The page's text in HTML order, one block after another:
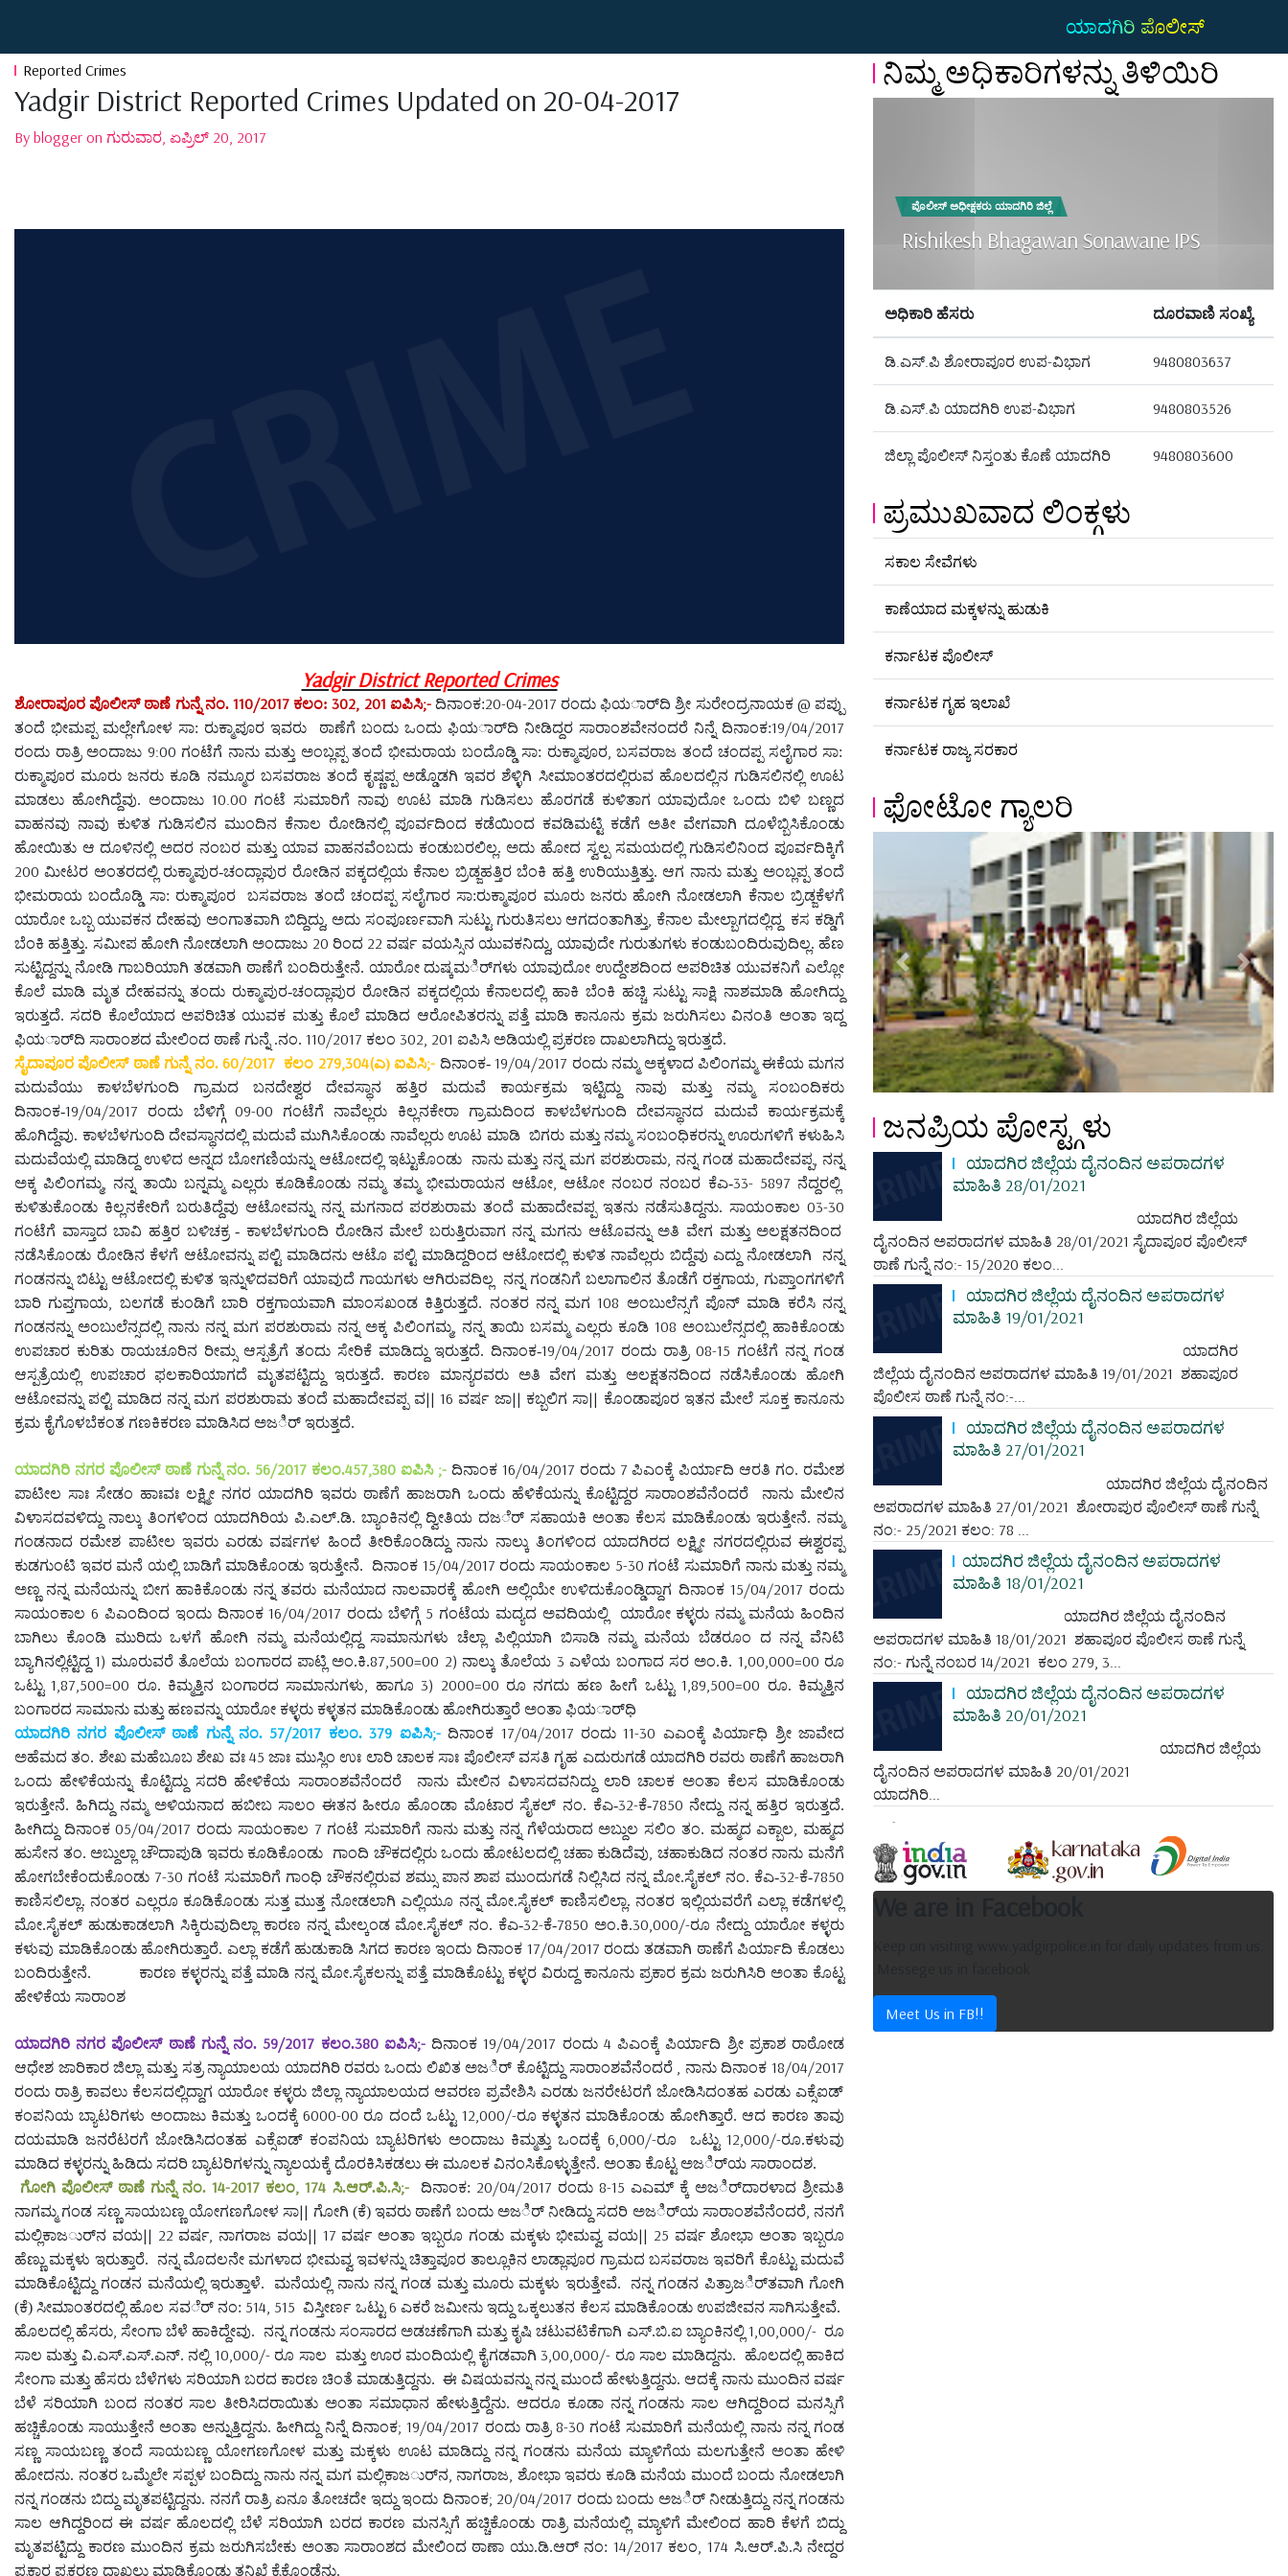
ಯಾದಗಿರಿ ಪೊಲೀಸ್
Reported Crimes
Yadgir District Reported Crimes Updated on 20-04-2017
By blogger on ಗುರುವಾರ, ಏಪ್ರಿಲ್ 20, 2017
Yadgir District Reported Crimes
ಶೋರಾಪೂರ ಪೊಲೀಸ್ ಠಾಣೆ ಗುನ್ನೆ ನಂ. 110/2017ಕಲಂ:302, 201 ಐಪಿಸಿ;- ದಿನಾಂಕ:20-04-2017 ರಂದು ಫಿಯರ್ಾದಿ ಶ್ರೀ ಸುರೇಂದ್ರನಾಯಕ @ ಪಪ್ಪು
ತಂದೆ ಭೀಮಪ್ಪ ಮಲ್ಲೇಗೋಳ ಸಾ: ರುಕ್ಮಾಪೂರ ಇವರು
ಠಾಣೆಗೆ ಬಂದು ಒಂದು ಫಿಯರ್ಾದಿ ನೀಡಿದ್ದರ ಸಾರಾಂಶವೇನಂದರೆ ನಿನ್ನೆ ದಿನಾಂಕ:19/04/2017
ರಂದು ರಾತ್ರಿ ಅಂದಾಜು 9:00 ಗಂಟೆಗೆ ನಾನು ಮತ್ತು ಅಂಬ್ಲಪ್ಪ ತಂದೆ ಭೀಮರಾಯ ಬಂದೊಡ್ಡಿ ಸಾ: ರುಕ್ಮಾಪೂರ,ಬಸವರಾಜ ತಂದೆ ಚಂದಪ್ಪ ಸಲೈಗಾರ ಸಾ:
ರುಕ್ಮಾಪೂರ ಮೂರು ಜನರು ಕೂಡಿ ನಮ್ಮೂರ ಬಸವರಾಜ ತಂದೆ ಕೃಷ್ಣಪ್ಪ ಅಡ್ಡೊಡಗಿ ಇವರ ಶೆಳ್ಳಿಗಿ ಸೀಮಾಂತರದಲ್ಲಿರುವ ಹೊಲದಲ್ಲಿನ ಗುಡಿಸಲಿನಲ್ಲಿ ಊಟ
ಮಾಡಲು ಹೋಗಿದ್ದೆವು. ಅಂದಾಜು 10.00 ಗಂಟೆ ಸುಮಾರಿಗೆ ನಾವು ಊಟ ಮಾಡಿ ಗುಡಿಸಲು ಹೊರಗಡೆ ಕುಳಿತಾಗ ಯಾವುದೋ ಒಂದು ಬಿಳಿ ಬಣ್ಣದ
ವಾಹನವು ನಾವು ಕುಳಿತ ಗುಡಿಸಲಿನ ಮುಂದಿನ ಕೆನಾಲ ರೋಡಿನಲ್ಲಿ ಪೂರ್ವದಿಂದ ಕಡೆಯಿಂದ ಕವಡಿಮಟ್ಟಿ ಕಡೆಗೆ ಅತೀ ವೇಗವಾಗಿ ದೂಳೆಬ್ಬಿಸಿಕೊಂಡು
ಹೋಯಿತು ಆ ದೂಳಿನಲ್ಲಿ ಅದರ ನಂಬರ ಮತ್ತು ಯಾವ ವಾಹನವೆಂಬದು ಕಂಡುಬರಲಿಲ್ಲ. ಅದು ಹೋದ ಸ್ವಲ್ಪ ಸಮಯದಲ್ಲಿ ಗುಡಿಸಲಿನಿಂದ ಪೂರ್ವದಿಕ್ಕಿಗೆ
200 ಮೀಟರ ಅಂತರದಲ್ಲಿ ರುಕ್ಮಾಪುರ-ಚಂದ್ಲಾಪುರ ರೋಡಿನ ಪಕ್ಕದಲ್ಲಿಯ ಕೆನಾಲ ಬ್ರಿಡ್ಜಹತ್ತಿರ ಬೆಂಕಿ ಹತ್ತಿ ಉರಿಯುತ್ತಿತ್ತು. ಆಗ ನಾನು ಮತ್ತು ಅಂಬ್ಲಪ್ಪ ತಂದೆ
ಭೀಮರಾಯ ಬಂದೊಡ್ಡಿ ಸಾ: ರುಕ್ಮಾಪೂರ
ಬಸವರಾಜ ತಂದೆ ಚಂದಪ್ಪ ಸಲೈಗಾರ ಸಾ:ರುಕ್ಮಾಪೂರ ಮೂರು ಜನರು ಹೋಗಿ ನೋಡಲಾಗಿ ಕೆನಾಲ ಬ್ರಿಡ್ಜಕೆಳಗೆ
ಯಾರೋ ಒಬ್ಬ ಯುವಕನ ದೇಹವು ಅಂಗಾತವಾಗಿ ಬಿದ್ದಿದ್ದು,ಅದು ಸಂಪೂರ್ಣವಾಗಿ ಸುಟ್ಟು ಗುರುತಿಸಲು ಆಗದಂತಾಗಿತ್ತು ಕೆನಾಲ ಮೇಲ್ಬಾಗದಲ್ಲಿದ್ದ
ಕಸ ಕಡ್ಡಿಗೆ
ಬೆಂಕಿ ಹತ್ತಿತ್ತು. ಸಮೀಪ ಹೋಗಿ ನೋಡಲಾಗಿ ಅಂದಾಜು 20 ರಿಂದ 22 ವರ್ಷ ವಯಸ್ಸಿನ ಯುವಕನಿದ್ದು,ಯಾವುದೇ ಗುರುತುಗಳು ಕಂಡುಬಂದಿರುವುದಿಲ್ಲ. ಹೆಣ
ಸುಟ್ಟಿದ್ದನ್ನು ನೋಡಿ ಗಾಬರಿಯಾಗಿ ತಡವಾಗಿ ಠಾಣೆಗೆ ಬಂದಿರುತ್ತೇನೆ. ಯಾರೋ ದುಷ್ಕಮರ್ಿಗಳು ಯಾವುದೋ ಉದ್ದೇಶದಿಂದ ಅಪರಿಚಿತ ಯುವಕನಿಗೆ ಎಲ್ಲೋ
ಕೊಲೆ ಮಾಡಿ ಮೃತ ದೇಹವನ್ನು ತಂದು ರುಕ್ಮಾಪುರ-ಚಂದ್ಲಾಪುರ ರೋಡಿನ ಪಕ್ಕದಲ್ಲಿಯ ಕೆನಾಲದಲ್ಲಿ ಹಾಕಿ ಬೆಂಕಿ ಹಚ್ಚಿ ಸುಟ್ಟು ಸಾಕ್ಷಿ ನಾಶಮಾಡಿ ಹೋಗಿದ್ದು
ಇರುತ್ತದೆ. ಸದರಿ ಕೊಲೆಯಾದ ಅಪರಿಚಿತ ಯುವಕ ಮತ್ತು ಕೊಲೆ ಮಾಡಿದ ಆರೋಪಿತರನ್ನು ಪತ್ತೆ ಮಾಡಿ ಕಾನೂನು ಕ್ರಮ ಜರುಗಿಸಲು ವಿನಂತಿ ಅಂತಾ ಇದ್ದ
ಫಿಯರ್ಾದಿ ಸಾರಾಂಶದ ಮೇಲಿಂದ ಠಾಣೆ ಗುನ್ನೆ .ನಂ. 110/2017 ಕಲಂ 302, 201 ಐಪಿಸಿ ಅಡಿಯಲ್ಲಿ ಪ್ರಕರಣ ದಾಖಲಾಗಿದ್ದು ಇರುತ್ತದೆ.
ಸೈದಾಪೂರ ಪೊಲೀಸ್ ಠಾಣೆ ಗುನ್ನೆ ನಂ.60/2017 ಕಲಂ 279,304(ಎ) ಐಪಿಸಿ;- ದಿನಾಂಕ-19/04/2017 ರಂದು ನಮ್ಮ ಅಕ್ಕಳಾದ ಪಿಲಿಂಗಮ್ಮ ಈಕೆಯ ಮಗನ
ಮದುವೆಯು ಕಾಳಬೆಳಗುಂದಿ ಗ್ರಾಮದ ಬನದೇಶ್ವರ ದೇವಸ್ಥಾನ ಹತ್ತಿರ ಮದುವೆ ಕಾರ್ಯಕ್ರಮ ಇಟ್ಟಿದ್ದು ನಾವು ಮತ್ತು ನಮ್ಮ ಸಂಬಂದಿಕರು
ದಿನಾಂಕ-19/04/2017 ರಂದು ಬೆಳಿಗ್ಗೆ 09-00 ಗಂಟೆಗೆ ನಾವೆಲ್ಲರು ಕಿಲ್ಲನಕೇರಾ ಗ್ರಾಮದಿಂದ ಕಾಳಬೆಳಗುಂದಿ ದೇವಸ್ಥಾನದ ಮದುವೆ ಕಾರ್ಯಕ್ರಮಕ್ಕೆ
ಹೊಗಿದ್ದೆವು. ಕಾಳಬೆಳಗುಂದಿ ದೇವಸ್ಥಾನದಲ್ಲಿ ಮದುವೆ ಮುಗಿಸಿಕೊಂಡು ನಾವೆಲ್ಲರು ಊಟ ಮಾಡಿ ಬಿಗರು ಮತ್ತು ನಮ್ಮ ಸಂಬಂಧಿಕರನ್ನು ಊರುಗಳಿಗೆ ಕಳುಹಿಸಿ
ಮದುವೆಯಲ್ಲಿ ಮಾಡಿದ್ದ ಉಳಿದ ಅನ್ನದ ಬೋಗಣಿಯನ್ನು ಆಟೋದಲ್ಲಿ ಇಟ್ಟುಕೊಂಡು
ನಾನು ಮತ್ತು ನನ್ನ ಮಗ ಪರಶುರಾಮ ,ನನ್ನ ಗಂಡ ಮಹಾದೇವಪ್ಪ ನನ್ನ
ಅಕ್ಕ ಪಿಲಿಂಗಮ್ಮ,ನನ್ನ ತಾಯಿ ಬನ್ನಮ್ಮ ಎಲ್ಲರು ಕೂಡಿಕೊಂಡು ನಮ್ಮ ತಮ್ಮ ಭೀಮರಾಯನ ಆಟೋ, ಆಟೋ ನಂಬರ ನಂಬರ ಕೆಎ-33- 5897 ನೆದ್ದರಲ್ಲಿ
ಕುಳಿತುಕೊಂಡು ಕಿಲ್ಲನಕೇರಿಗೆ ಬರುತಿದ್ದೆವು ಆಟೋವನ್ನು ನನ್ನ ಮಗನಾದ ಪರಶುರಾಮ ತಂದೆ ಮಹಾದೇವಪ್ಪ ಇತನು ನಡೆಸುತಿದ್ದನು. ಸಾಯಂಕಾಲ 03-30
ಗಂಟೆಗೆ ವಾಸ್ತಾದ ಬಾವಿ ಹತ್ತಿರ ಬಳಿಚಕ್ರ - ಕಾಳಬೆಳಗುಂದಿ ರೋಡಿನ ಮೇಲೆ ಬರುತ್ತಿರುವಾಗ ನನ್ನ ಮಗನು ಆಟೊವನ್ನು ಅತಿ ವೇಗ ಮತ್ತು ಅಲಕ್ಷತನದಿಂದ
ನಡೆಸಿಕೊಂಡು ರೋಡಿನ ಕೆಳಗೆ ಆಟೋವನ್ನು ಪಲ್ಟಿ ಮಾಡಿದನು ಆಟೊ ಪಲ್ಟಿ ಮಾಡಿದ್ದರಿಂದ ಆಟೋದಲ್ಲಿ ಕುಳಿತ ನಾವೆಲ್ಲರು ಬಿದ್ದೆವು ಎದ್ದು ನೋಡಲಾಗಿ
ನನ್ನ
ಗಂಡನನ್ನು ಬಿಟ್ಟು ಆಟೋದಲ್ಲಿ ಕುಳಿತ ಇನ್ನುಳಿದವರಿಗೆ ಯಾವುದೆ ಗಾಯಗಳು ಆಗಿರುವದಿಲ್ಲ
ನನ್ನ ಗಂಡನಿಗೆ ಬಲಾಗಾಲಿನ ತೊಡೆಗೆ ರಕ್ತಗಾಯ ಗುಪ್ತಾಂಗಗಳಿಗೆ
ಬಾರಿ ಗುಪ್ತಗಾಯ
ಬಲಗಡೆ ಕುಂಡಿಗೆ ಬಾರಿ ರಕ್ತಗಾಯವಾಗಿ ಮಾಂಸಖಂಡ ಕಿತ್ತಿರುತ್ತದೆ. ನಂತರ ನನ್ನ ಮಗ108 ಅಂಬುಲೆನ್ಸಗೆ ಪೊನ್ ಮಾಡಿ ಕರೆಸಿ ನನ್ನ
ಗಂಡನನ್ನು ಅಂಬುಲೆನ್ಸದಲ್ಲಿ ನಾನು ನನ್ನ ಮಗ ಪರಶುರಾಮ ನನ್ನ ಅಕ್ಕ ಪಿಲಿಂಗಮ್ಮ, ನನ್ನ ತಾಯಿ ಬಸಮ್ಮ ಎಲ್ಲರು ಕೂಡಿ 108 ಅಂಬುಲೆನ್ಸದಲ್ಲಿ ಹಾಕಿಕೊಂಡು
ಉಪಚಾರ ಕುರಿತು ರಾಯಚೂರಿನ ರೀಮ್ಸ ಆಸ್ಪತ್ರೆಗೆ ತಂದು ಸೇರಿಕೆ ಮಾಡಿದ್ದು ಇರುತ್ತದೆ. ದಿನಾಂಕ-19/04/2017 ರಂದು ರಾತ್ರಿ08-15 ಗಂಟೆಗೆ ನನ್ನ ಗಂಡ
ಆಸ್ಪತ್ರೆಯಲ್ಲಿ ಉಪಚಾರ ಫಲಕಾರಿಯಾಗದೆ ಮೃತಪಟ್ಟಿದ್ದು ಇರುತ್ತದೆ. ಕಾರಣ ಮಾನ್ಯರವರು ಅತಿ ವೇಗ ಮತ್ತು ಅಲಕ್ಷತನದಿಂದ ನಡೆಸಿಕೊಂಡು ಹೋಗಿ
ಆಟೋವನ್ನು ಪಲ್ಟಿ ಮಾಡಿದ ನನ್ನ ಮಗ ಪರಶುರಾಮ ತಂದೆ ಮಹಾದೇವಪ್ಪ ವ|| 16 ವರ್ಷ ಜಾ|| ಕಬ್ಬಲಿಗ ಸಾ|| ಕೊಂಡಾಪೂರ ಇತನ ಮೇಲೆ ಸೂಕ್ತ ಕಾನೂನು
ಕ್ರಮ ಕೈಗೊಳಬೆಕಂತ ಗಣಕಿಕರಣ ಮಾಡಿಸಿದ ಅಜರ್ಿ ಇರುತ್ತದೆ.
ಯಾದಗಿರಿ ನಗರ ಪೊಲೀಸ್ ಠಾಣೆ ಗುನ್ನೆ ನಂ.56/2017 ಕಲಂ.457,380 ಐಪಿಸಿ ;- ದಿನಾಂಕ 16/04/2017 ರಂದು 7 ಪಿಎಂಕ್ಕೆ ಪಿರ್ಯಾದಿ ಆರತಿ ಗಂ. ರಮೇಶ
ಪಾಟೀಲ ಸಾಃ ಸೇಡಂ ಹಾಃವಃ ಲಕ್ಷ್ಮೀ ನಗರ ಯಾದಗಿರಿ ಇವರು ಠಾಣೆಗೆ ಹಾಜರಾಗಿ ಒಂದು ಹೆಳಿಕೆಯನ್ನು ಕೊಟ್ಟಿದ್ದರ ಸಾರಾಂಶವೆನೆಂದರೆ
ನಾನು ಮೇಲಿನ
ವಿಳಾಸದವಳಿದ್ದು ನಾಲ್ಕು ತಿಂಗಳಿಂದ ಯಾದಗಿರಿಯ ಪಿ.ಎಲ್.ಡಿ. ಬ್ಯಾಂಕಿನಲ್ಲಿ ದ್ವೀತಿಯ ದಜರ್ೆ ಸಹಾಯಕಿ ಅಂತಾ ಕೆಲಸ ಮಾಡಿಕೊಂಡು ಇರುತ್ತೇನೆ. ನಮ್ಮ
ಗಂಡನಾದ ರಮೇಶ ಪಾಟೀಲ ಇವರು ಎರಡು ವರ್ಷಗಳ ಹಿಂದೆ ತೀರಿಕೊಂಡಿದ್ದು ನಾನು ನಾಲ್ಕು ತಿಂಗಳಿಂದ ಯಾದಗಿರದ ಲಕ್ಷ್ಮೀ ನಗರದಲ್ಲಿರುವ ಈಶ್ವರಪ್ಪ
ಕುಡಗುಂಟಿ ಇವರ ಮನೆ ಯಲ್ಲಿ ಬಾಡಿಗೆ ಮಾಡಿಕೊಂಡು ಇರುತ್ತೇನೆ.
ದಿನಾಂಕ 15/04/2017 ರಂದು ಸಾಯಂಕಾಲ 5-30 ಗಂಟೆ ಸುಮಾರಿಗೆ ನಾನು ಮತ್ತು ನಮ್ಮ
ಅಣ್ಣ ನನ್ನ ಮನೆಯನ್ನು ಬೀಗ ಹಾಕಿಕೊಂಡು ನನ್ನ ತವರು ಮನೆಯಾದ ನಾಲವಾರಕ್ಕೆ ಹೋಗಿ ಅಲ್ಲಿಯೇ ಉಳಿದುಕೊಂಡ್ಡಿದ್ದಾಗ ದಿನಾಂಕ 15/04/2017 ರಂದು
ಸಾಯಂಕಾಲ 6 ಪಿಎಂದಿಂದ ಇಂದು ದಿನಾಂಕ16/04/2017 ರಂದು ಬೆಳಿಗ್ಗೆ 5 ಗಂಟೆಯ ಮದ್ಯದ ಅವದಿಯಲ್ಲಿ
ಯಾರೋ ಕಳ್ಳರು ನಮ್ಮ ಮನೆಯ ಹಿಂದಿನ
ಬಾಗಿಲು ಕೊಂಡಿ ಮುರಿದು ಒಳಗೆ ಹೋಗಿ ನಮ್ಮ ಮನೆಯಲ್ಲಿದ್ದ ಸಾಮಾನುಗಳು ಚೆಲ್ಲಾ ಪಿಲ್ಲಿಯಾಗಿ ಬಿಸಾಡಿ ನಮ್ಮ ಮನೆಯ ಬೆಡರೂಂ ದ ನನ್ನ ವೆನಿಟಿ
ಬ್ಯಾಗಿನಲ್ಲಿಟ್ಟಿದ್ದ1) ಮೂರುವರೆ ತೊಲೆಯ ಬಂಗಾರದ ಪಾಟ್ಲಿ ಅಂ.ಕಿ.87,500=00 2) ನಾಲ್ಕು ತೊಲೆಯ 3 ಎಳೆಯ ಬಂಗಾದ ಸರ ಅಂ.ಕಿ. 1,00,000=00 ರೂ
ಒಟ್ಟು1,87,500=00 ರೂ. ಕಿಮ್ಮತ್ತಿನ ಬಂಗಾರದ ಸಾಮಾನುಗಳು ಹಾಗೂ3) 2000=00 ರೂ ನಗದು ಹಣ ಹೀಗೆ ಒಟ್ಟು1,89,500=00 ರೂ. ಕಿಮ್ಮತ್ತಿನ
ಬಂಗಾರದ ಸಾಮಾನು ಮತ್ತು ಹಣವನ್ನು ಯಾರೋ ಕಳ್ಳರು ಕಳ್ಳತನ ಮಾಡಿಕೊಂಡು ಹೋಗಿರುತ್ತಾರೆ ಅಂತಾ ಫಿಯರ್ಾಧಿ
ಯಾದಗಿರಿ ನಗರ ಪೊಲೀಸ್ ಠಾಣೆ ಗುನ್ನೆ ನಂ.57/2017 ಕಲಂ.379 ಐಪಿಸಿ;- ದಿನಾಂಕ 17/04/2017 ರಂದು11-30 ಎಎಂಕ್ಕೆ ಪಿರ್ಯಾಧಿ ಶ್ರೀ ಜಾವೇದ
ಅಹೆಮದ ತಂ. ಶೇಖ ಮಹೆಬೂಬ ಶೇಖ ವಃ45 ಜಾಃ ಮುಸ್ಲಿಂ ಉಃ ಲಾರಿ ಚಾಲಕ ಸಾಃ ಪೊಲೀಸ್ ವಸತಿ ಗೃಹ ಎದುರುಗಡೆ ಯಾದಗಿರಿ ರವರು ಠಾಣೆಗೆ ಹಾಜರಾಗಿ
ಒಂದು ಹೇಳಿಕೆಯನ್ನು ಕೊಟ್ಟಿದ್ದು ಸದರಿ ಹೇಳಿಕೆಯ ಸಾರಾಂಶವೆನೆಂದರೆ
ನಾನು ಮೇಲಿನ ವಿಳಾಸದವನಿದ್ದು ಲಾರಿ ಚಾಲಕ ಅಂತಾ ಕೆಲಸ ಮಾಡಿಕೊಂಡು
ಇರುತ್ತೇನೆ. ಹಿಗಿದ್ದು ನಮ್ಮ ಅಳಿಯನಾದ ಹಬೀಬ ಸಾಲಂ ಈತನ ಹೀರೂ ಹೊಂಡಾ ಮೊಟಾರ ಸೈಕಲ್ ನಂ. ಕೆಎ-32-ಕೆ-7850 ನೇದ್ದು ನನ್ನ ಹತ್ತಿರ ಇರುತ್ತದೆ.
ಹೀಗಿದ್ದು ದಿನಾಂಕ05/04/2017 ರಂದು ಸಾಯಂಕಾಲ 7 ಗಂಟೆ ಸುಮಾರಿಗೆ ನಾನು ಮತ್ತು ನನ್ನ ಗೆಳೆಯರಾದ ಅಬ್ದುಲ ಸಲಿಂ ತಂ. ಮಹ್ಮದ ಎಕ್ಬಾಲ ,ಮಹ್ಮದ
ಹುಸೇನ ತಂ. ಅಬ್ದುಲ್ಲಾ ಚೌದಾಪುಡಿ ಇವರು ಕೂಡಿಕೊಂಡು
ಗಾಂದಿ ಚೌಕದಲ್ಲಿರು ಒಂದು ಹೋಟಲದಲ್ಲಿ ಚಹಾ ಕುಡಿದೆವು ಚಹಾಕುಡಿದ ನಂತರ ನಾನು ಮನೆಗೆ
ಹೋಗಬೇಕೆಂದುಕೊಂಡು 7-30 ಗಂಟೆ ಸುಮಾರಿಗೆ ಗಾಂಧಿ ಚೌಕನಲ್ಲಿರುವ ಶಮ್ಸು ಪಾನ ಶಾಪ ಮುಂದುಗಡೆ ನಿಲ್ಲಿಸಿದ ನನ್ನ ಮೋ.ಸೈಕಲ್ ನಂ. ಕೆಎ-32-ಕೆ-7850
ಕಾಣಿಸಲಿಲ್ಲಾ. ನಂತರ ಎಲ್ಲರೂ ಕೂಡಿಕೊಂಡು ಸುತ್ತ ಮುತ್ತ ನೋಡಲಾಗಿ ಎಲ್ಲಿಯೂ ನನ್ನ ಮೋ.ಸೈಕಲ್ ಕಾಣಿಸಲಿಲ್ಲಾ. ನಂತರ ಇಲ್ಲಿಯವರೆಗೆ ಎಲ್ಲಾ ಕಡೆಗಳಲ್ಲಿ
ಮೋ.ಸೈಕಲ್ ಹುಡುಕಾಡಲಾಗಿ ಸಿಕ್ಕಿರುವುದಿಲ್ಲಾ ಕಾರಣ ನನ್ನ ಮೇಲ್ಕಂಡ ಮೋ.ಸೈಕಲ್ ನಂ. ಕೆಎ-32-ಕೆ-7850 ಅಂ.ಕಿ.30,000/-ರೂ ನೇದ್ದು ಯಾರೋ ಕಳ್ಳರು
ಕಳುವು ಮಾಡಿಕೊಂಡು ಹೋಗಿರುತ್ತಾರೆ. ಎಲ್ಲಾ ಕಡೆಗೆ ಹುಡುಕಾಡಿ ಸಿಗದ ಕಾರಣ ಇಂದು ದಿನಾಂಕ 17/04/2017 ರಂದು ತಡವಾಗಿ ಠಾಣೆಗೆ ಪಿರ್ಯಾದಿ ಕೊಡಲು
ಬಂದಿರುತ್ತೇನೆ.
ಕಾರಣ ಕಳ್ಳರನ್ನು ಪತ್ತೆ ಮಾಡಿ ನನ್ನ ಮೋ.ಸೈಕಲನ್ನು ಪತ್ತೆ ಮಾಡಿಕೊಟ್ಟು ಕಳ್ಳರ ವಿರುದ್ದ ಕಾನೂನು ಪ್ರಕಾರ ಕ್ರಮ ಜರುಗಿಸಿರಿ ಅಂತಾ ಕೊಟ್ಟ
ಹೇಳಿಕೆಯ ಸಾರಾಂಶ
ಯಾದಗಿರಿ ನಗರ ಪೊಲೀಸ್ ಠಾಣೆ ಗುನ್ನೆ ನಂ.59/2017 ಕಲಂ.380ಐಪಿಸಿ;- ದಿನಾಂಕ19/04/2017 ರಂದು 4ಪಿಎಂಕ್ಕೆ ಪಿರ್ಯಾದಿ ಶ್ರೀ ಪ್ರಕಾಶ ರಾಠೋಡ
ಆಧೇಶ ಜಾರಿಕಾರ ಜಿಲ್ಲಾ ಮತ್ತು ಸತ್ರ ನ್ಯಾಯಾಲಯ ಯಾದಗಿರಿ ರವರು ಒಂದು ಲಿಖಿತ ಅಜರ್ಿ ಕೊಟ್ಟಿದ್ದು ಸಾರಾಂಶವೆನೆಂದರೆ
ನಾನು ದಿನಾಂಕ 18/04/2017
ರಂದು ರಾತ್ರಿ ಕಾವಲು ಕೆಲಸದಲ್ಲಿದ್ದಾಗ ಯಾರೋ ಕಳ್ಳರು ಜಿಲ್ಲಾ ನ್ಯಾಯಾಲಯದ ಆವರಣ ಪ್ರವೇಶಿಸಿ ಎರಡು ಜನರೇಟರಗೆ ಜೋಡಿಸಿದಂತಹ ಎರಡು ಎಕ್ಸೆಐಡ್
ಕಂಪನಿಯ ಬ್ಯಾಟರಿಗಳು ಅಂದಾಜು ಕಿಮತ್ತು ಒಂದಕ್ಕೆ 6000-00 ರೂ ದಂದೆ ಒಟ್ಟು 12,000/-ರೂ ಕಳ್ಳತನ ಮಾಡಿಕೊಂಡು ಹೋಗಿತ್ತಾರೆ. ಆದ ಕಾರಣ ತಾವು
ದಯಮಾಡಿ ಜನರೆಟರಗೆ ಜೋಡಿಸಿದಂತಹ ಎಕ್ಸೆಐಡ್ ಕಂಪನಿಯ ಬ್ಯಾಟರಿಗಳು ಅಂದಾಜು ಕಿಮ್ಮತ್ತು ಒಂದಕ್ಕೆ 6,000/-ರೂ ಒಟ್ಟು12,000/-ರೂ.ಕಳುವು
ಮಾಡಿದ ಕಳ್ಳರನ್ನು ಹಿಡಿದು ಸದರಿ ಬ್ಯಾಟರಿಗಳನ್ನು ನ್ಯಾಲಯಕ್ಕೆ ದೊರಕಿಸಿಕಡಲು ಈ ಮೂಲಕ ವಿನಂಸಿಕೊಳ್ಳುತ್ತೇನೆ. ಅಂತಾ ಕೊಟ್ಟ ಅಜರ್ಿಯ ಸಾರಾಂದಶ.
ಗೋಗಿ ಪೊಲೀಸ್ ಠಾಣೆ ಗುನ್ನೆ ನಂ.14-2017 ಕಲಂ, 174 ಸಿ.ಆರ್.ಪಿ.ಸಿ;- ದಿನಾಂಕ: 20/04/2017 ರಂದು 8-15 ಎಎಮ್ ಕ್ಕೆ ಅಜರ್ಿದಾರಳಾದ ಶ್ರೀಮತಿ
ನಾಗಮ್ಮ ಗಂಡ ಸಣ್ಣ ಸಾಯಬಣ್ಣ ಯೋಗಣಗೋಳ ಸಾ|| ಗೋಗಿ (ಕೆ) ಇವರು ಠಾಣೆಗೆ ಬಂದು ಅಜರ್ಿ ನೀಡಿದ್ದು ಸದರಿ ಅಜರ್ಿಯ ಸಾರಾಂಶವೆನೆಂದರೆ, ನನಗೆ
ಮಲ್ಲಿಕಾಜರ್ುನ ವಯ|| 22 ವರ್ಷ ,ನಾಗರಾಜ ವಯ|| 17 ವರ್ಷ ಅಂತಾ ಇಬ್ಬರೂ ಗಂಡು ಮಕ್ಕಳು ಭೀಮವ್ವ ವಯ|| 25 ವರ್ಷ ಶೋಭಾ ಅಂತಾ ಇಬ್ಬರೂ
ಹೆಣ್ಣು ಮಕ್ಕಳು ಇರುತ್ತಾರೆ. ನನ್ನ ಮೊದಲನೇ ಮಗಳಾದ ಭೀಮವ್ವ ಇವಳನ್ನು ಚಿತ್ತಾಪೂರ ತಾಲ್ಲೂಕಿನ ಲಾಡ್ಲಾಪೂರ ಗ್ರಾಮದ ಬಸವರಾಜ ಇವರಿಗೆ ಕೊಟ್ಟು ಮದುವೆ
ಮಾಡಿಕೊಟ್ಟಿದ್ದು ಗಂಡನ ಮನೆಯಲ್ಲಿ ಇರುತ್ತಾಳೆ.
ಮನೆಯಲ್ಲಿ ನಾನು ನನ್ನ ಗಂಡ ಮತ್ತು ಮೂರು ಮಕ್ಕಳು ಇರುತ್ತೇವೆ.
ನನ್ನ ಗಂಡನ ಪಿತ್ರಾಜರ್ಿತವಾಗಿ ಗೋಗಿ
(ಕೆ) ಸೀಮಾಂತರದಲ್ಲಿ ಹೊಲ ಸವರ್ೆ ನಂ: 514, 515 ವಿಸ್ತೀರ್ಣ ಒಟ್ಟು 6 ಎಕರೆ ಜಮೀನು ಇದ್ದು ಒಕ್ಕಲುತನ ಕೆಲಸ ಮಾಡಿಕೊಂಡು ಉಪಜೀವನ ಸಾಗಿಸುತ್ತೇವೆ.
ಹೊಲದಲ್ಲಿ ಹೆಸರು ,ಸೇಂಗಾ ಬೆಳೆ ಹಾಕಿದ್ದೇವು. ನನ್ನ ಗಂಡನು ಸಂಸಾರದ ಅಡಚಣೆಗಾಗಿ ಮತ್ತು ಕೃಷಿ ಚಟುವಟಿಕೆಗಾಗಿ ಎಸ್.ಬಿ.ಐ ಬ್ಯಾಂಕಿನಲ್ಲಿ 1,00,000/- ರೂ
ಸಾಲ ಮತ್ತು ವಿ.ಎಸ್.ಎಸ್.ಎನ್. ನಲ್ಲಿ 10,000/- ರೂ ಸಾಲ ಮತ್ತು ಊರ ಮಂದಿಯಲ್ಲಿ ಕೈಗಡವಾಗಿ3,00,000/- ರೂ ಸಾಲ ಮಾಡಿದ್ದನು.
ಹೊಲದಲ್ಲಿ ಹಾಕಿದ
ಸೇಂಗಾ ಮತ್ತು ಹೆಸರು ಬೆಳೆಗಳು ಸರಿಯಾಗಿ ಬರದ ಕಾರಣ ಚಿಂತೆ ಮಾಡುತ್ತಿದ್ದನು. ಈ ವಿಷಯವನ್ನು ನನ್ನ ಮುಂದೆ ಹೇಳುತ್ತಿದ್ದನು. ಆದಕ್ಕೆ ನಾನು ಮುಂದಿನ ವರ್ಷ
ಬೆಳೆ ಸರಿಯಾಗಿ ಬಂದ ನಂತರ ಸಾಲ ತೀರಿಸಿದರಾಯಿತು ಅಂತಾ ಸಮಾಧಾನ ಹೇಳುತ್ತಿದ್ದೆನು. ಆದರೂ ಕೂಡಾ ನನ್ನ ಗಂಡನು ಸಾಲ ಆಗಿದ್ದರಿಂದ ಮನಸ್ಸಿಗೆ
ಹಚ್ಚಿಕೊಂಡು ಸಾಯುತ್ತೇನೆ ಅಂತಾ ಅನ್ನುತ್ತಿದ್ದನು. ಹೀಗಿದ್ದು ನಿನ್ನೆ ದಿನಾಂಕ; 19/04/2017 ರಂದು ರಾತ್ರಿ 8-30 ಗಂಟೆ ಸುಮಾರಿಗೆ ಮನೆಯಲ್ಲಿ ನಾನು ನನ್ನ ಗಂಡ
ಸಣ್ಣ ಸಾಯಬಣ್ಣ ತಂದೆ ಸಾಯಬಣ್ಣ ಯೋಗಣಗೋಳ ಮತ್ತು ಮಕ್ಕಳು ಊಟ ಮಾಡಿದ್ದು ನನ್ನ ಗಂಡನು ಮನೆಯ ಮ್ಯಾಳಿಗೆಯ ಮಲಗುತ್ತೇನೆ ಅಂತಾ ಹೇಳಿ
ಹೋದನು. ನಂತರ ಒಮ್ಮೆಲೇ ಸಪ್ಪಳ ಬಂದಿದ್ದು ನಾನು ನನ್ನ ಮಗ ಮಲ್ಲಿಕಾಜರ್ುನ ,ನಾಗರಾಜ
ಶೋಭಾ ಇವರು ಕೂಡಿ ಮನೆಯ ಮುಂದೆ ಬಂದು ನೋಡಲಾಗಿ
ನನ್ನ ಗಂಡನು ಬಿದ್ದು ಮೃತಪಟ್ಟಿದ್ದನು. ನನಗೆ ರಾತ್ರಿ ಏನೂ ತೋಚದೇ ಇದ್ದು ಇಂದು ದಿನಾಂಕ; 20/04/2017 ರಂದು ಬಂದು ಅಜರ್ಿ ನೀಡುತ್ತಿದ್ದು ನನ್ನ ಗಂಡನು
ಸಾಲ ಆಗಿದ್ದರಿಂದ ಈ ವರ್ಷ ಹೊಲದಲ್ಲಿ ಬೆಳೆ ಸರಿಯಾಗಿ ಬರದ ಕಾರಣ ಮನಸ್ಸಿಗೆ ಹಚ್ಚಿಕೊಂಡು ರಾತ್ರಿ ಮನೆಯಲ್ಲಿ ಮ್ಯಾಳಿಗೆ ಮೇಲಿಂದ ಹಾರಿ ಕೆಳಗೆ ಬಿದ್ದು
ಮೃತಪಟ್ಟಿದ್ದು ಕಾರಣ ಮುಂದಿನ ಕ್ರಮ ಜರುಗಿಸಬೇಕು ಅಂತಾ ಸಾರಾಂಶದ ಮೇಲಿಂದ ಠಾಣಾ ಯು.ಡಿ.ಆರ್ ನಂ: 14/2017 ಕಲಂ , 174ಸಿ.ಆರ್.ಪಿ.ಸಿ ನೇದ್ದರ
ಪ್ರಕಾರ ಪ್ರಕರಣ ದಾಖಲು ಮಾಡಿಕೊಂಡು ತನಿಖೆ ಕೈಕೊಂಡೆನು.
ನಿಮ್ಮ ಅಧಿಕಾರಿಗಳನ್ನು ತಿಳಿಯಿರಿ
ಪೊಲೀಸ್ ಅಧೀಕ್ಷಕರು ಯಾದಗಿರಿ ಜಿಲ್ಲೆ
Rishikesh Bhagawan Sonawane IPS
ಅಧಿಕಾರಿ ಹೆಸರು ದೂರವಾಣಿ ಸಂಖ್ಯೆ
ಡಿ.ಎಸ್.ಪಿ ಶೋರಾಪೂರ ಉಪ-ವಿಭಾಗ 9480803637
ಡಿ.ಎಸ್.ಪಿ ಯಾದಗಿರಿ ಉಪ-ವಿಭಾಗ 9480803526
ಜಿಲ್ಲಾ ಪೊಲೀಸ್ ನಿಸ್ತಂತು ಕೊಣೆ ಯಾದಗಿರಿ 9480803600
ಪ್ರಮುಖವಾದ ಲಿಂಕ್ಗಳು
ಸಕಾಲ ಸೇವೆಗಳು
ಕಾಣೆಯಾದ ಮಕ್ಕಳನ್ನು ಹುಡುಕಿ
ಕರ್ನಾಟಕ ಪೊಲೀಸ್
ಕರ್ನಾಟಕ ಗೃಹ ಇಲಾಖೆ
ಕರ್ನಾಟಕ ರಾಜ್ಯ ಸರಕಾರ
ಫೋಟೋ ಗ್ಯಾಲರಿ
Previous Next
ಜನಪ್ರಿಯ ಪೋಸ್ಟ್ಗಳು
ಯಾದಗಿರ ಜಿಲ್ಲೆಯ ದೈನಂದಿನ ಅಪರಾದಗಳ
ಮಾಹಿತಿ 28/01/2021
ಯಾದಗಿರ ಜಿಲ್ಲೆಯ
ದೈನಂದಿನ ಅಪರಾದಗಳ ಮಾಹಿತಿ 28/01/2021 ಸೈದಾಪೂರ ಪೊಲೀಸ್
ಠಾಣೆ ಗುನ್ನೆ ನಂ:- 15/2020 ಕಲಂ...
ಯಾದಗಿರ ಜಿಲ್ಲೆಯ ದೈನಂದಿನ ಅಪರಾದಗಳ
ಮಾಹಿತಿ 19/01/2021
ಯಾದಗಿರ
ಜಿಲ್ಲೆಯ ದೈನಂದಿನ ಅಪರಾದಗಳ ಮಾಹಿತಿ 19/01/2021 ಶಹಾಪೂರ
ಪೊಲೀಸ ಠಾಣೆ ಗುನ್ನೆ ನಂ:-...
ಯಾದಗಿರ ಜಿಲ್ಲೆಯ ದೈನಂದಿನ ಅಪರಾದಗಳ
ಮಾಹಿತಿ 27/01/2021
ಯಾದಗಿರ ಜಿಲ್ಲೆಯ ದೈನಂದಿನ
ಅಪರಾದಗಳ ಮಾಹಿತಿ 27/01/2021 ಶೋರಾಪುರ ಪೊಲೀಸ್ ಠಾಣೆ ಗುನ್ನೆ
ನಂ:- 25/2021 ಕಲಂ: 78 ...
ಯಾದಗಿರ ಜಿಲ್ಲೆಯ ದೈನಂದಿನ ಅಪರಾದಗಳ
ಮಾಹಿತಿ 18/01/2021
ಯಾದಗಿರ ಜಿಲ್ಲೆಯ ದೈನಂದಿನ
ಅಪರಾದಗಳ ಮಾಹಿತಿ 18/01/2021 ಶಹಾಪೂರ ಪೊಲೀಸ ಠಾಣೆ ಗುನ್ನೆ
ನಂ:- ಗುನ್ನೆ ನಂಬರ 14/2021 ಕಲಂ 279, 3...
ಯಾದಗಿರ ಜಿಲ್ಲೆಯ ದೈನಂದಿನ ಅಪರಾದಗಳ
ಮಾಹಿತಿ 20/01/2021
ಯಾದಗಿರ ಜಿಲ್ಲೆಯ
ದೈನಂದಿನ ಅಪರಾದಗಳ ಮಾಹಿತಿ 20/01/2021
ಯಾದಗಿರಿ...
Meet Us in FB!!